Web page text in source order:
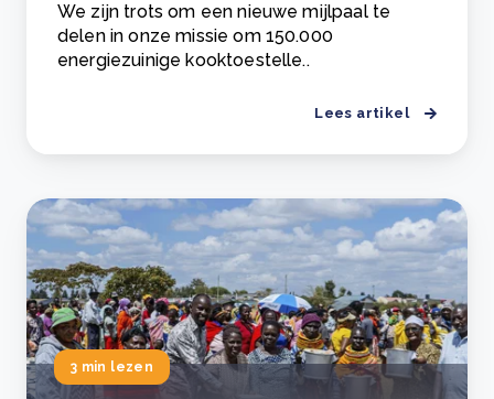
We zijn trots om een nieuwe mijlpaal te
delen in onze missie om 150.000
energiezuinige kooktoestelle..
Lees artikel
3 min lezen